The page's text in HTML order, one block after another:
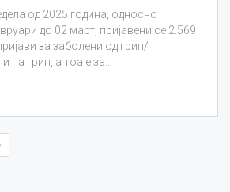
од 2025 година, односно
до 02 март, пријавени се 2.569
за заболени од грип/
на грип, а тоа е за…